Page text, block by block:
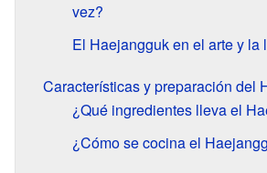
vez?
El Haejangguk en el arte y la
Características y preparación del
¿Qué ingredientes lleva el
¿Cómo se cocina el